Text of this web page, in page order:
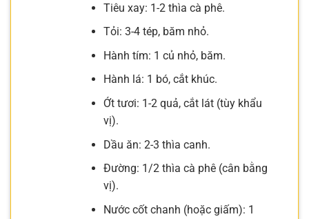
Tiêu xay: 1-2 thìa cà phê.
Tỏi: 3-4 tép, băm nhỏ.
Hành tím: 1 củ nhỏ, băm.
Hành lá: 1 bó, cắt khúc.
Ớt tươi: 1-2 quả, cắt lát (tùy khẩu
vị).
Dầu ăn: 2-3 thìa canh.
Đường: 1/2 thìa cà phê (cân bằng
vị).
Nước cốt chanh (hoặc giấm): 1